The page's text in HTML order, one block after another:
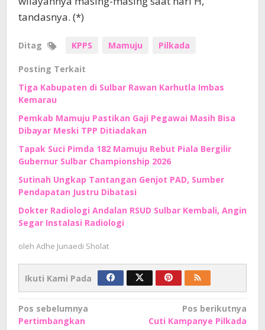
tandasnya. (*)
Ditag KPPS Mamuju Pilkada
Posting Terkait
Tiga Kabupaten di Sulbar Rawan Karhutla Imbas
Kemarau
Pemkab Mamuju Pastikan Gaji Pegawai Masih Bisa
Dibayar Meski TPP Ditiadakan
Tapak Suci Pimda 182 Mamuju Rebut Piala Bergilir
Gubernur Sulbar Championship 2026
Sutinah Ungkap Tantangan Genjot PAD, Sumber
Pendapatan Justru Dibatasi
Dokter Radiologi Andalan RSUD Sulbar Kembali, Angin
Segar Instalasi Radiologi
oleh Adhe Junaedi Sholat
Ikuti Kami Pada
Navigasi
Pos sebelumnya
Pertimbangkan
Pos berikutnya
Cuti Kampanye Pilkada